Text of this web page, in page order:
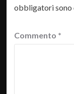
obbligatori sono
Commento *